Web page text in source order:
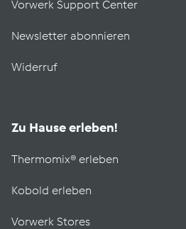
Vorwerk Support Center
Newsletter abonnieren
Widerruf
Zu Hause erleben!
Thermomix® erleben
Kobold erleben
Vorwerk Stores